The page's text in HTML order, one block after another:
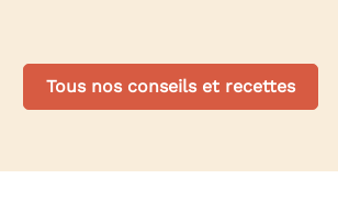
Tous nos conseils et recettes